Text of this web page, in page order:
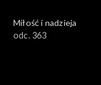
Miłość i nadzieja
odc. 363